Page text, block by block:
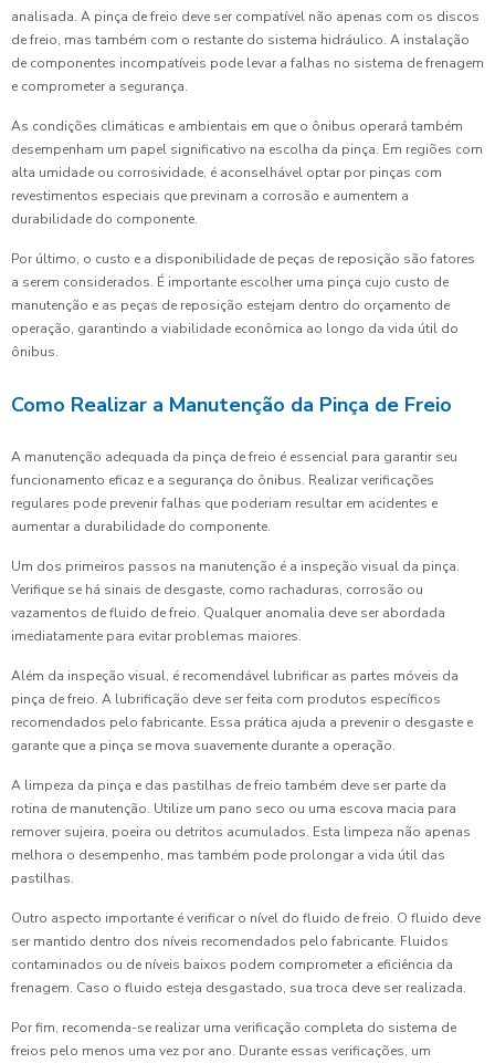
analisada. A pinça de freio deve ser compatível não apenas com os discos
de freio, mas também com o restante do sistema hidráulico. A instalação
de componentes incompatíveis pode levar a falhas no sistema de frenagem
e comprometer a segurança.
As condições climáticas e ambientais em que o ônibus operará também
desempenham um papel significativo na escolha da pinça. Em regiões com
alta umidade ou corrosividade, é aconselhável optar por pinças com
revestimentos especiais que previnam a corrosão e aumentem a
durabilidade do componente.
Por último, o custo e a disponibilidade de peças de reposição são fatores
a serem considerados. É importante escolher uma pinça cujo custo de
manutenção e as peças de reposição estejam dentro do orçamento de
operação, garantindo a viabilidade econômica ao longo da vida útil do
ônibus.
Como Realizar a Manutenção da Pinça de Freio
A manutenção adequada da pinça de freio é essencial para garantir seu
funcionamento eficaz e a segurança do ônibus. Realizar verificações
regulares pode prevenir falhas que poderiam resultar em acidentes e
aumentar a durabilidade do componente.
Um dos primeiros passos na manutenção é a inspeção visual da pinça.
Verifique se há sinais de desgaste, como rachaduras, corrosão ou
vazamentos de fluido de freio. Qualquer anomalia deve ser abordada
imediatamente para evitar problemas maiores.
Além da inspeção visual, é recomendável lubrificar as partes móveis da
pinça de freio. A lubrificação deve ser feita com produtos específicos
recomendados pelo fabricante. Essa prática ajuda a prevenir o desgaste e
garante que a pinça se mova suavemente durante a operação.
A limpeza da pinça e das pastilhas de freio também deve ser parte da
rotina de manutenção. Utilize um pano seco ou uma escova macia para
remover sujeira, poeira ou detritos acumulados. Esta limpeza não apenas
melhora o desempenho, mas também pode prolongar a vida útil das
pastilhas.
Outro aspecto importante é verificar o nível do fluido de freio. O fluido deve
ser mantido dentro dos níveis recomendados pelo fabricante. Fluidos
contaminados ou de níveis baixos podem comprometer a eficiência da
frenagem. Caso o fluido esteja desgastado, sua troca deve ser realizada.
Por fim, recomenda-se realizar uma verificação completa do sistema de
freios pelo menos uma vez por ano. Durante essas verificações, um